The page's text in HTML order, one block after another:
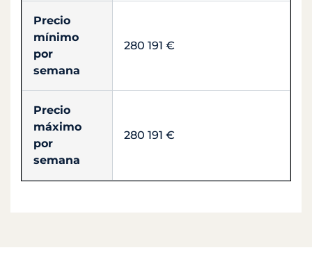
Precio
mínimo
por
semana
280 191 €
Precio
máximo
por
semana
280 191 €